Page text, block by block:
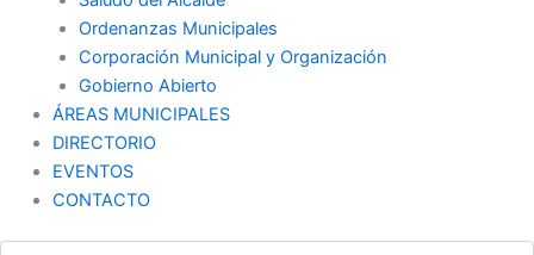
Ordenanzas Municipales
Corporación Municipal y Organización
Gobierno Abierto
ÁREAS MUNICIPALES
DIRECTORIO
EVENTOS
CONTACTO